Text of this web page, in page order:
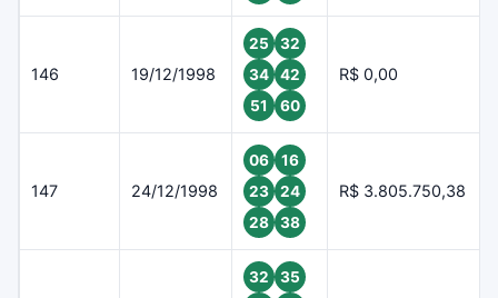
146 19/12/1998
25
32
34
42
51
60
R$ 0,00
147 24/12/1998
06
16
23
24
28
38
R$ 3.805.750,38
32
35